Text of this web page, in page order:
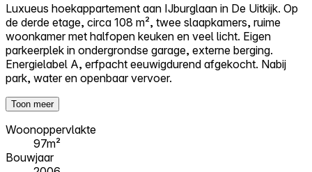
Luxueus hoekappartement aan IJburglaan in De Uitkijk. Op
de derde etage, circa 108 m², twee slaapkamers, ruime
woonkamer met halfopen keuken en veel licht. Eigen
parkeerplek in ondergrondse garage, externe berging.
Energielabel A, erfpacht eeuwigdurend afgekocht. Nabij
park, water en openbaar vervoer.
Toon meer
Woonoppervlakte
97m²
Bouwjaar